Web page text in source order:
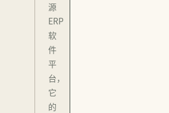
源
ERP
软
件
平
台，
它
的